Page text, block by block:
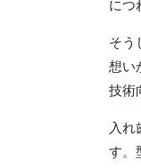
につ
そう
想い
技術
入
す。